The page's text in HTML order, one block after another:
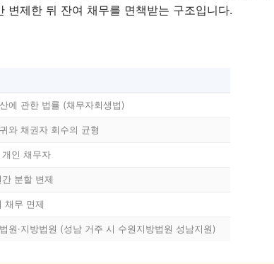
변제한 뒤 잔여 채무를 면책받는 구조입니다.
에 관한 법률 (채무자회생법)
와 채권자 회수의 균형
인 채무자
분할 변제
채무 면제
원·지방법원 (성남 거주 시 수원지방법원 성남지원)